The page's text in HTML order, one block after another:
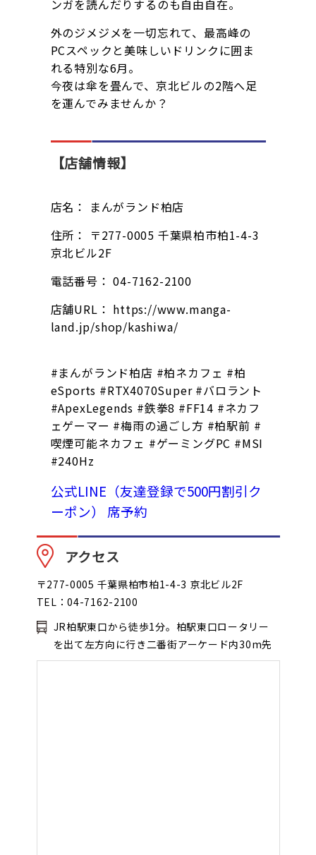
ンガを読んだりするのも自由自在。
外のジメジメを一切忘れて、最高峰の
PCスペックと美味しいドリンクに囲ま
れる特別な6月。
今夜は傘を畳んで、京北ビルの2階へ足
を運んでみませんか？
【店舗情報】
店名： まんがランド柏店
住所： 〒277-0005 千葉県柏市柏1-4-3
京北ビル2F
電話番号： 04-7162-2100
店舗URL： https://www.manga-
land.jp/shop/kashiwa/
#まんがランド柏店 #柏ネカフェ #柏
eSports #RTX4070Super #バロラント
#ApexLegends #鉄拳8 #FF14 #ネカフ
ェゲーマー #梅雨の過ごし方 #柏駅前 #
喫煙可能ネカフェ #ゲーミングPC #MSI
#240Hz
公式LINE（友達登録で500円割引ク
ーポン）
席予約
アクセス
〒277-0005 千葉県柏市柏1-4-3 京北ビル2F
TEL：04-7162-2100
JR柏駅東口から徒歩1分。柏駅東口ロータリー
を出て左方向に行き二番街アーケード内30m先